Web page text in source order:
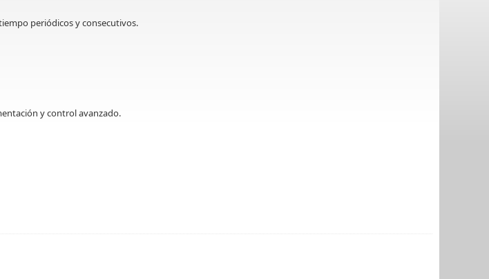
periódicos y consecutivos.
y control avanzado.